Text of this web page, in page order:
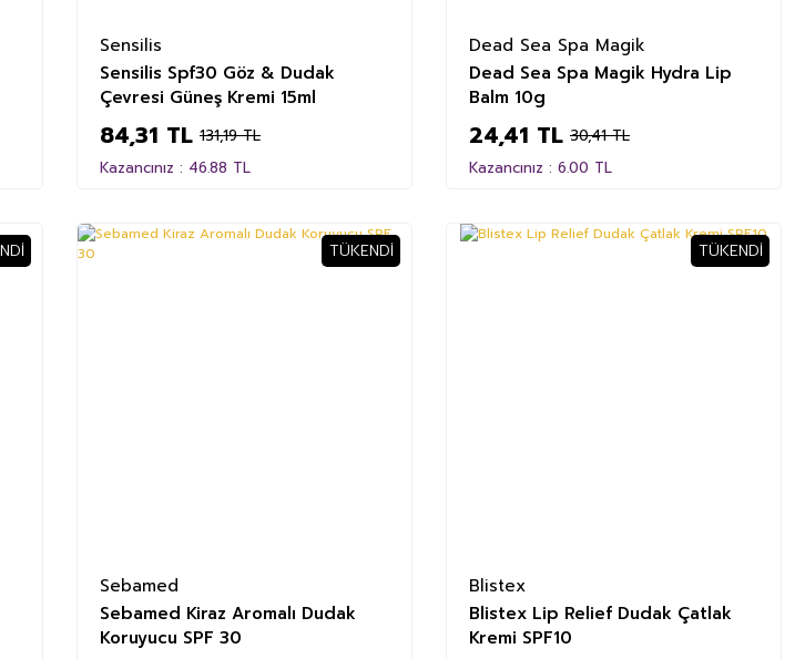
Sensilis
Sensilis Spf30 Göz & Dudak
Çevresi Güneş Kremi 15ml
84,31 TL 131,19 TL
Kazancınız : 46.88 TL
Dead Sea Spa Magik
Dead Sea Spa Magik Hydra Lip
Balm 10g
24,41 TL 30,41 TL
Kazancınız : 6.00 TL
TÜKENDI
Sebamed
Sebamed Kiraz Aromalı Dudak
Koruyucu SPF 30
TÜKENDI
Blistex
Blistex Lip Relief Dudak Çatlak
Kremi SPF10